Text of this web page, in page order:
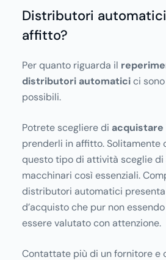
Distributori
affitto?
Per quanto riguarda il
distributori automaticici
possibili.
Potrete scegliere di
prenderli in affitto. Solitamente
questo tipo di attività sceglie
macchinari così essenziali.
distributori automatici
d’acquisto che pur non
essere valutato con attenzione.
Contattate più di un fornitore e